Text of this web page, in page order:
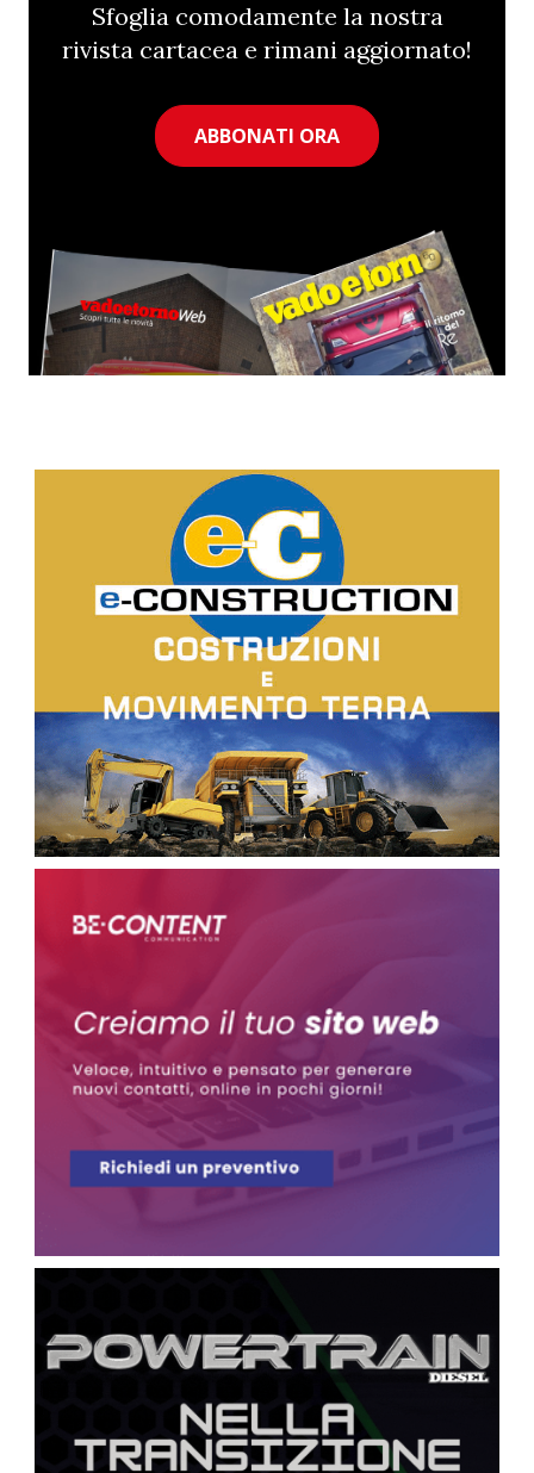
Sfoglia comodamente la nostra
rivista cartacea e rimani aggiornato!
ABBONATI ORA